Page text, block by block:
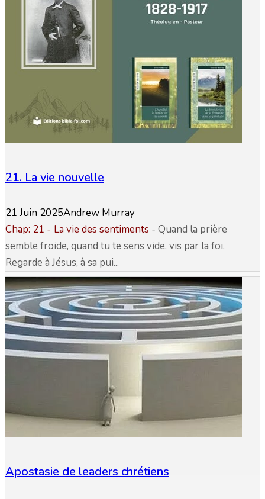
21. La vie nouvelle
21 Juin 2025Andrew Murray
Chap: 21 - La vie des sentiments - Quand la prière
semble froide, quand tu te sens vide, vis par la foi.
Regarde à Jésus, à sa pui...
Apostasie de leaders chrétiens